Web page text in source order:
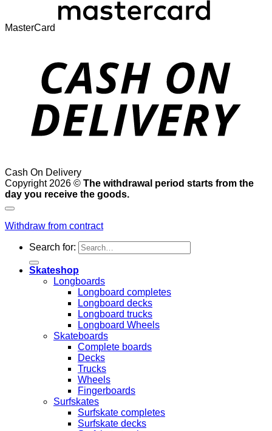
MasterCard
Cash On Delivery
Copyright 2026 © The withdrawal period starts from the
day you receive the goods.
Withdraw from contract
Search for:
Skateshop
Longboards
Longboard completes
Longboard decks
Longboard trucks
Longboard Wheels
Skateboards
Complete boards
Decks
Trucks
Wheels
Fingerboards
Surfskates
Surfskate completes
Surfskate decks